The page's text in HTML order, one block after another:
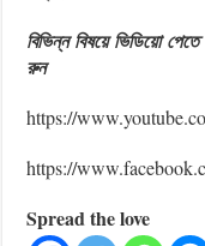
বিভিন্ন বিষয়ে ভিডিয়ো পেতে
রুন
https://
https://
Spread the love